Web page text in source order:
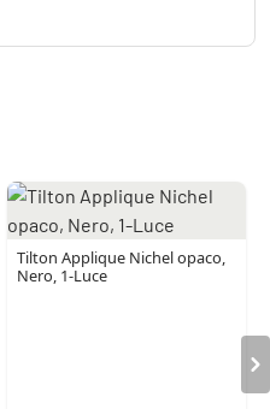
Tilton Applique Nichel opaco,
Nero, 1-Luce